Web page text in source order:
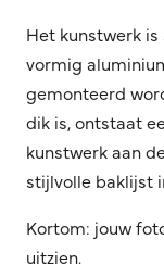
Het kunstwerk is
vormig
gemonteerd
dik is, ontstaat
kunstwerk aan
stijlvolle baklijst
Kortom: jouw
uitzien.